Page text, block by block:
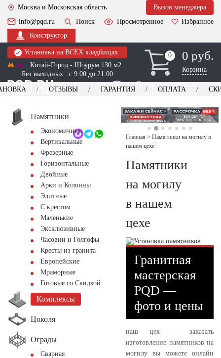
Москва и Московская область
Вызов менеджера
info@pqd.ru
Поиск Просмотренное
Избранное
Конструктор
Установка на ВСЕХ кладбищах
Китай-Город - Шоурум 130 м2
Без выходных : с 9:00 до 21:00
0
0 0 руб.
Корзина
Выезд менеджера для
оформления заказа
+7 (495) 518-44-23
Обратный звонок
ОТЗЫВЫ ГАРАНТИЯ ОПЛАТА
Памятники
Экономичные
Вертикальные
Фрезерные
Горизонтальные
Двойные
Арки и Колонны
Элитные
С крестом
Маленькие
Эксклюзивные
Часовни и Голгофы
Кресты из гранита
Европейские
Мраморные
Готовые со Скидкой
Комплексы
Цоколя
Ограды
Сварная
Главная > Памятники на могилу в
нашем цехе
Памятники
на могилу
в нашем
цехе
Гранитная
мастерская
PQD —
фото и цены
наш цех — заказать
изготовление памятников на
могилу вы можете онлайн